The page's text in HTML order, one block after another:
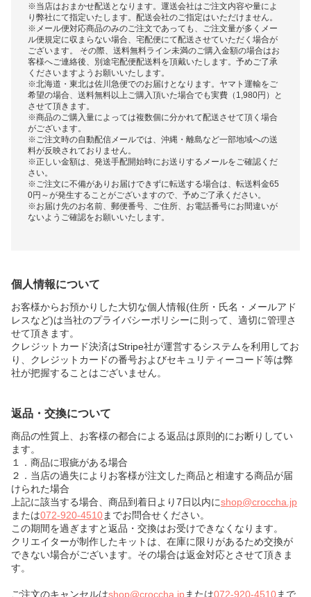
※当店はおまかせ配送となります。運送会社はご注文内容や量によ
り弊社にて指定いたします。配送会社のご指定はいただけません。
※メール便対応商品のみのご注文であっても、ご注文量が多くメー
ル便規定に収まらない場合、宅配便にて配送させていただく場合が
ございます。 その際、送料無料ライン未満のご購入金額の場合はお
客様へご連絡後、別途宅配便配送料を頂戴いたします。予めご了承
くださいますようお願いいたします。
※北海道・東北は佐川急便でのお届けとなります。ヤマト運輸をご
希望の場合、送料無料以上ご購入頂いた場合でも実費（1,980円）と
させて頂きます。
※商品のご購入量によっては複数個に分かれて配送させて頂く場合
がございます。
※ご注文時の自動配信メールでは、沖縄・離島など一部地域への送
料が反映されておりません。
※正しい金額は、発送手配開始時にお送りするメールをご確認くだ
さい。
※ご注文に不備がありお届けできずに転送する場合は、転送料金65
0円～が発生することがございますので、予めご了承ください。
※お届け先のお名前、郵便番号、ご住所、お電話番号にお間違いが
ないようご確認をお願いいたします。
個人情報について
お客様からお預かりした大切な個人情報(住所・氏名・メールアド
レスなど)は当社のプライバシーポリシーに則って、適切に管理さ
せて頂きます。
クレジットカード決済はStripe社が運営するシステムを利用してお
り、クレジットカードの番号およびセキュリティーコード等は弊
社が把握することはございません。
返品・交換について
商品の性質上、お客様の都合による返品は原則的にお断りしてい
ます。
１．商品に瑕疵がある場合
２．当店の過失によりお客様が注文した商品と相違する商品が届
けられた場合
上記に該当する場合、商品到着日より7日以内にshop@croccha.jp
または072-920-4510までお問合せください。
この期間を過ぎますと返品・交換はお受けできなくなります。
クリエイターが制作したキットは、在庫に限りがあるため交換が
できない場合がございます。その場合は返金対応とさせて頂きま
す。
ご注文のキャンセルはshop@croccha.jpまたは072-920-4510まで